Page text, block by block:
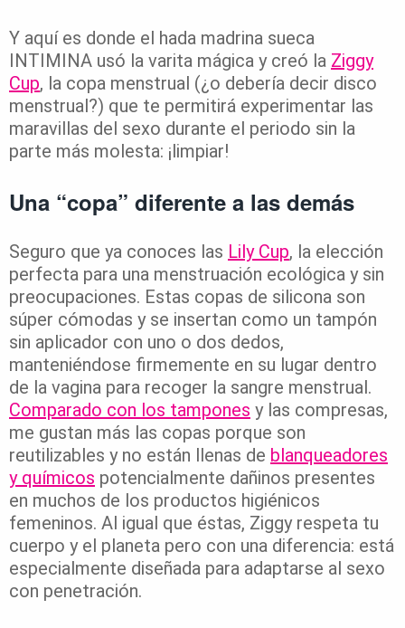
Y aquí es donde el hada madrina sueca
INTIMINA usó la varita mágica y creó la Ziggy
Cup, la copa menstrual (¿o debería decir disco
menstrual?) que te permitirá experimentar las
maravillas del sexo durante el periodo sin la
parte más molesta: ¡limpiar!
Una “copa” diferente a las demás
Seguro que ya conoces las Lily Cup, la elección
perfecta para una menstruación ecológica y sin
preocupaciones. Estas copas de silicona son
súper cómodas y se insertan como un tampón
sin aplicador con uno o dos dedos,
manteniéndose firmemente en su lugar dentro
de la vagina para recoger la sangre menstrual.
Comparado con los tampones y las compresas,
me gustan más las copas porque son
reutilizables y no están llenas de blanqueadores
y químicos potencialmente dañinos presentes
en muchos de los productos higiénicos
femeninos. Al igual que éstas, Ziggy respeta tu
cuerpo y el planeta pero con una diferencia: está
especialmente diseñada para adaptarse al sexo
con penetración.